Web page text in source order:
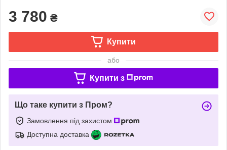
3 780 ₴
Купити
або
Купити з
Що таке купити з Пром?
Замовлення під захистом
Доступна доставка